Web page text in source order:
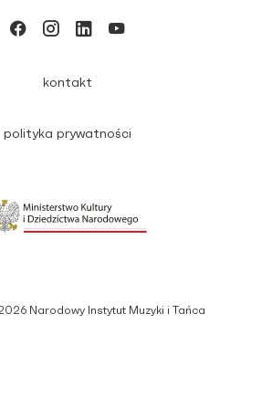
Narodowy Instytut Muzyki i Tańca
kontakt
polityka prywatności